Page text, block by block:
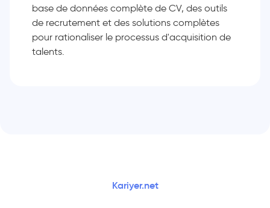
base de données complète de CV, des outils
de recrutement et des solutions complètes
pour rationaliser le processus d'acquisition de
talents.
Kariyer.net